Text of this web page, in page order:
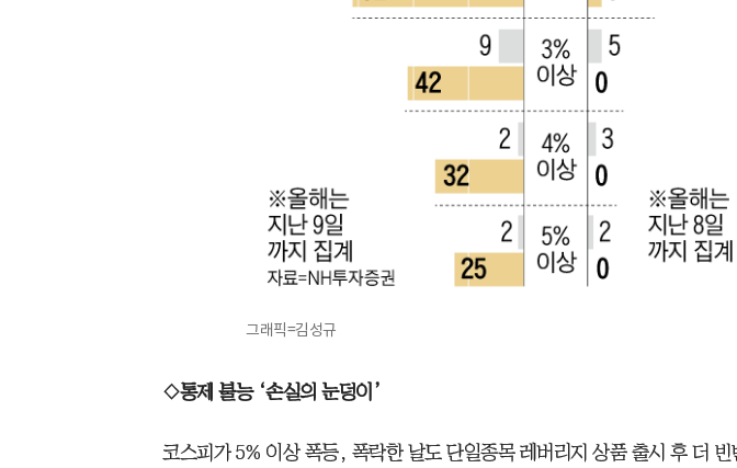
그래픽=김성규
◇통제 불능 ‘손실의 눈덩이’
코스피가 5% 이상 폭등, 폭락한 날도 단일종목 레버리지 상품 출시 후 더 빈